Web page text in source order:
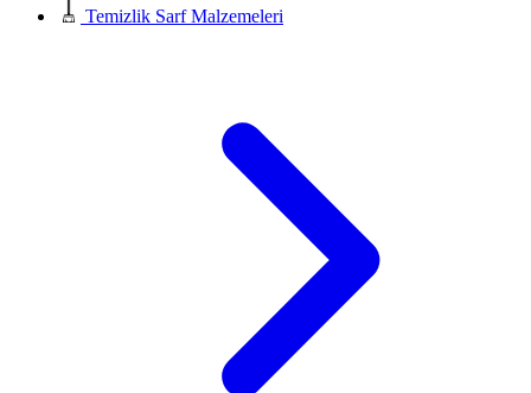
Temizlik Sarf Malzemeleri